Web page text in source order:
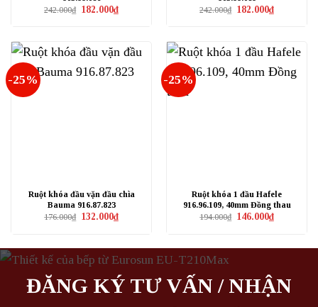
242.000₫ Giá
182.000₫Giá
hiện
242.000₫ Giá
182.000₫Giá
hiện
-25%
Ruột khóa đầu vặn đầu chìa
Bauma 916.87.823
176.000₫ Giá
132.000₫Giá
hiện
132.000₫.
-25%
Ruột khóa 1 đầu Hafele
916.96.109, 40mm Đồng thau
194.000₫ Giá
146.000₫Giá
hiện
146.000₫.
ĐĂNG KÝ TƯ VẤN / NHẬN